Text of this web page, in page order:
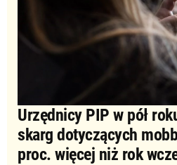
Urzędnicy PIP w pół
skarg dotyczących
proc. więcej niż rok